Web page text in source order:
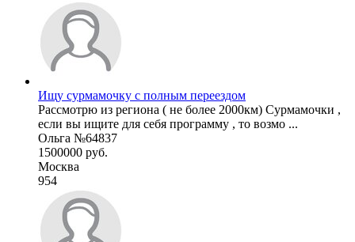
Ищу сурмамочку с полным переездом
Рассмотрю из региона ( не более 2000км) Сурмамочки ,
если вы ищите для себя программу , то возмо ...
Ольга №64837
1500000 руб.
Москва
954